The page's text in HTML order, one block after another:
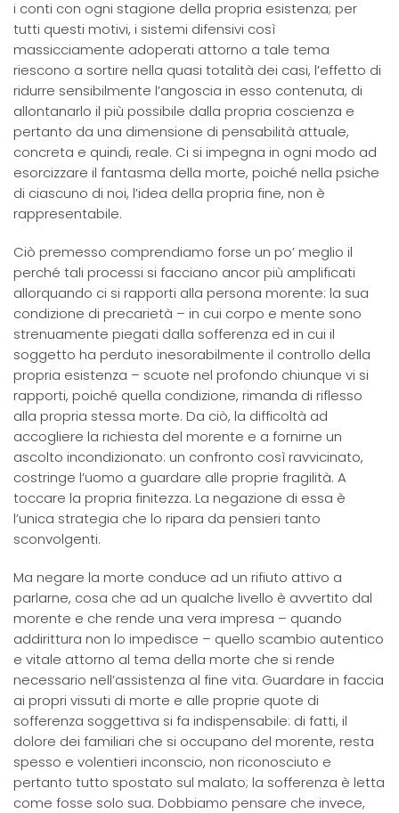
i conti con ogni stagione della propria esistenza; per
tutti questi motivi, i sistemi difensivi così
massicciamente adoperati attorno a tale tema
riescono a sortire nella quasi totalità dei casi, l’effetto di
ridurre sensibilmente l’angoscia in esso contenuta, di
allontanarlo il più possibile dalla propria coscienza e
pertanto da una dimensione di pensabilità attuale,
concreta e quindi, reale. Ci si impegna in ogni modo ad
esorcizzare il fantasma della morte, poiché nella psiche
di ciascuno di noi, l’idea della propria fine, non è
rappresentabile.
Ciò premesso comprendiamo forse un po’ meglio il
perché tali processi si facciano ancor più amplificati
allorquando ci si rapporti alla persona morente: la sua
condizione di precarietà – in cui corpo e mente sono
strenuamente piegati dalla sofferenza ed in cui il
soggetto ha perduto inesorabilmente il controllo della
propria esistenza – scuote nel profondo chiunque vi si
rapporti, poiché quella condizione, rimanda di riflesso
alla propria stessa morte. Da ciò, la difficoltà ad
accogliere la richiesta del morente e a fornirne un
ascolto incondizionato: un confronto così ravvicinato,
costringe l’uomo a guardare alle proprie fragilità. A
toccare la propria finitezza. La negazione di essa è
l’unica strategia che lo ripara da pensieri tanto
sconvolgenti.
Ma negare la morte conduce ad un rifiuto attivo a
parlarne, cosa che ad un qualche livello è avvertito dal
morente e che rende una vera impresa – quando
addirittura non lo impedisce – quello scambio autentico
e vitale attorno al tema della morte che si rende
necessario nell’assistenza al fine vita. Guardare in faccia
ai propri vissuti di morte e alle proprie quote di
sofferenza soggettiva si fa indispensabile: di fatti, il
dolore dei familiari che si occupano del morente, resta
spesso e volentieri inconscio, non riconosciuto e
pertanto tutto spostato sul malato; la sofferenza è letta
come fosse solo sua. Dobbiamo pensare che invece,